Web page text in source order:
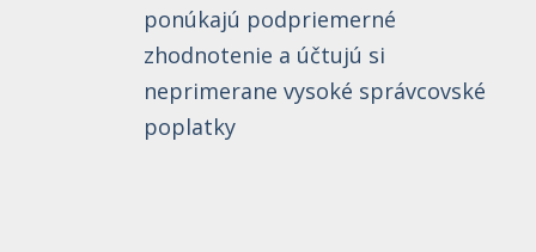
ponúkajú podpriemerné
zhodnotenie a účtujú si
neprimerane vysoké správcovské
poplatky